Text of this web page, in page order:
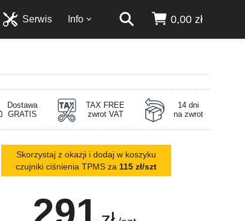
0,00 zł
Info
Serwis
Dostawa
GRATIS
TAX FREE
zwrot VAT
14 dni
na zwrot
Skorzystaj z okazji i dodaj w koszyku
czujniki ciśnienia TPMS za 115 zł/szt
291